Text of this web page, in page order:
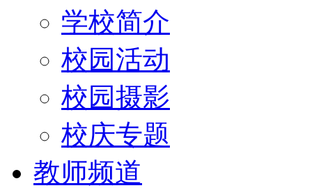
学校简介
校园活动
校园摄影
校庆专题
教师频道